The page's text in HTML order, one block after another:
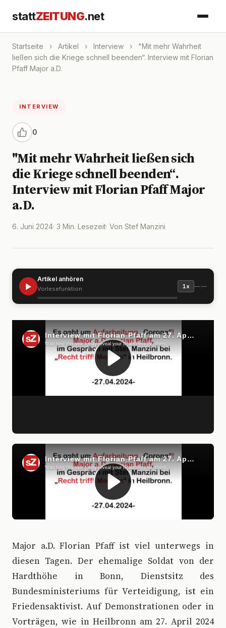
stattZEITUNG.net
Startseite › Artikel › Interview ›
"Mit mehr Wahrheit
ließen sich die Kriege schnell beenden“. Interview mit Florian
Pfaff Major a.D.
INTERVIEW
0
"Mit mehr Wahrheit ließen sich
die Kriege schnell beenden“.
Interview mit Florian Pfaff Major
a.D.
6. Juni 2024· 3 Min. Lesezeit· Von Stef Manzini
▶
Artikel anhören
Vorlesefunktion 1x —:—
Major a.D. Florian Pfaff ist viel unterwegs in
diesen Tagen. Der ehemalige Soldat von der
Hardthöhe in Bonn, Dienstsitz des
Bundesministeriums für Verteidigung, ist ein
Friedensaktivist. Auf Demonstrationen oder in
Vorträgen, wie in Heilbronn am 27. April 2024